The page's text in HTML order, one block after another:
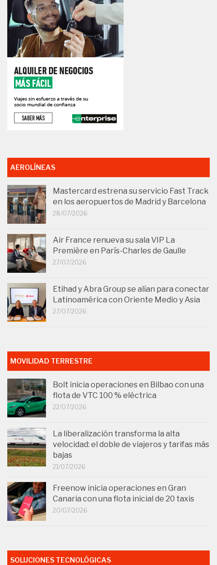
AEROLÍNEAS
Mastercard estrena su servicio Fast Track
en los aeropuertos de Madrid y Barcelona
28/07/2026
Air France renueva su sala VIP La
Première en París-Charles de Gaulle
27/07/2026
Etihad y Abra Group se alían para conectar
Latinoamérica con Oriente Medio y Asia
27/07/2026
MOVILIDAD TERRESTRE
Bolt inicia operaciones en Bilbao con una
flota de VTC 100 % eléctrica
22/07/2026
La liberalización transforma la alta
velocidad: el doble de viajeros y tarifas más
bajas
21/07/2026
Freenow inicia operaciones en Gran
Canaria con una flota inicial de 20 taxis
20/07/2026
SOLUCIONES TECNOLÓGICAS